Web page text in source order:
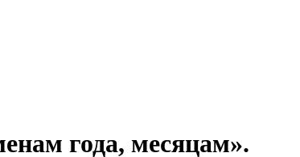
года, месяцам».